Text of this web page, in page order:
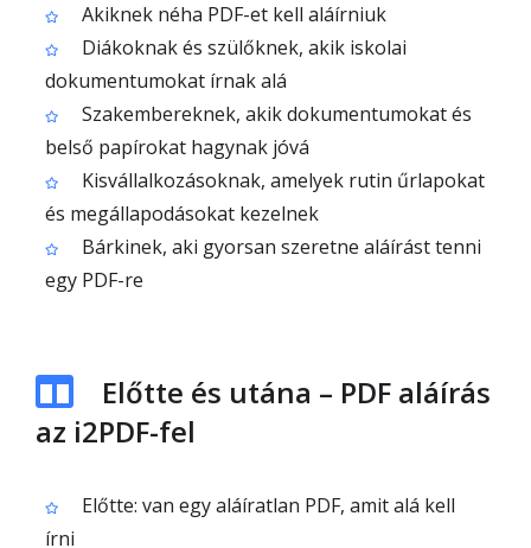
Akiknek néha PDF-et kell aláírniuk
Diákoknak és szülőknek, akik iskolai
dokumentumokat írnak alá
Szakembereknek, akik dokumentumokat és
belső papírokat hagynak jóvá
Kisvállalkozásoknak, amelyek rutin űrlapokat
és megállapodásokat kezelnek
Bárkinek, aki gyorsan szeretne aláírást tenni
egy PDF-re
Előtte és utána – PDF aláírás
az i2PDF-fel
Előtte: van egy aláíratlan PDF, amit alá kell
írni